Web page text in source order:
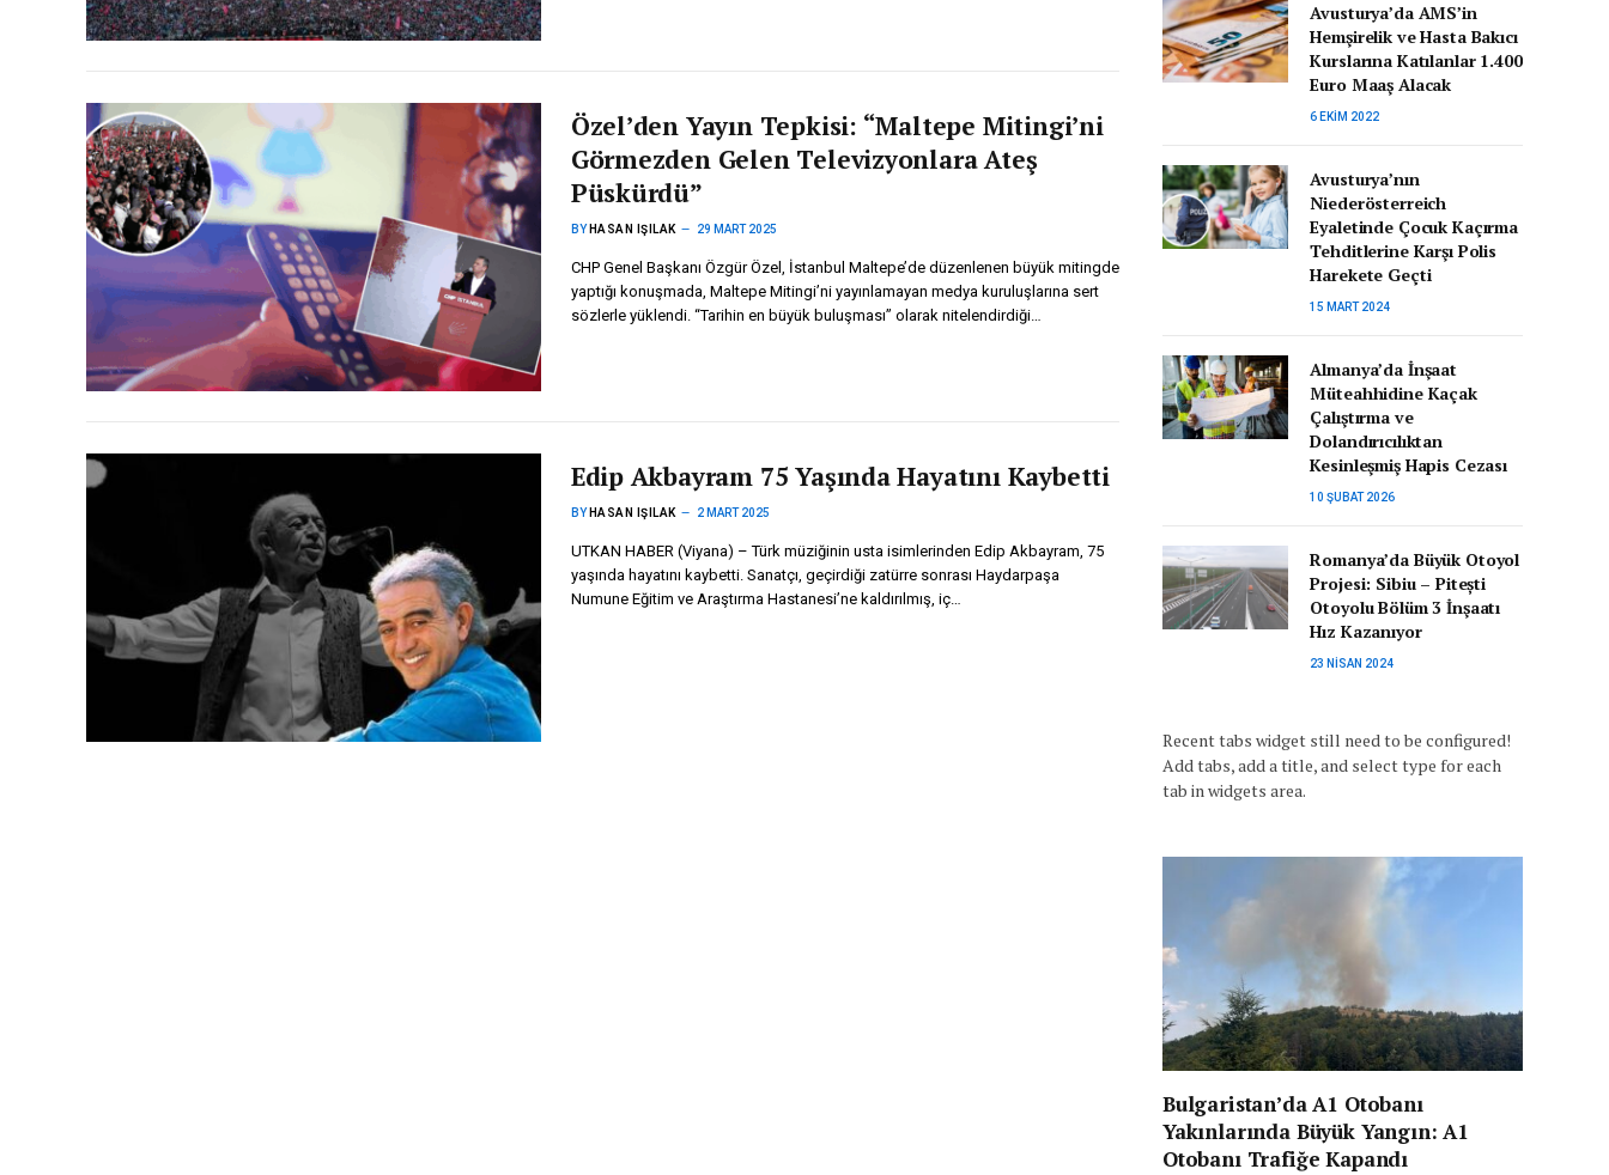
Özel’den Yayın Tepkisi: “Maltepe Mitingi’ni
Görmezden Gelen Televizyonlara Ateş
Püskürdü”
BY HASAN IŞILAK 29 MART 2025
CHP Genel Başkanı Özgür Özel, İstanbul Maltepe’de düzenlenen büyük mitingde
yaptığı konuşmada, Maltepe Mitingi’ni yayınlamayan medya kuruluşlarına sert
sözlerle yüklendi. “Tarihin en büyük buluşması” olarak nitelendirdiği…
Edip Akbayram 75 Yaşında Hayatını Kaybetti
BY HASAN IŞILAK 2 MART 2025
UTKAN HABER (Viyana) – Türk müziğinin usta isimlerinden Edip Akbayram, 75
yaşında hayatını kaybetti. Sanatçı, geçirdiği zatürre sonrası Haydarpaşa
Numune Eğitim ve Araştırma Hastanesi’ne kaldırılmış, iç…
Avusturya’da AMS’in
Hemşirelik ve Hasta Bakıcı
Kurslarına Katılanlar 1.400
Euro Maaş Alacak
6 EKIM 2022
Avusturya’nın
Niederösterreich
Eyaletinde Çocuk Kaçırma
Tehditlerine Karşı Polis
Harekete Geçti
15 MART 2024
Almanya’da İnşaat
Müteahhidine Kaçak
Çalıştırma ve
Dolandırıcılıktan
Kesinleşmiş Hapis Cezası
10 ŞUBAT 2026
Romanya’da Büyük Otoyol
Projesi: Sibiu – Pitești
Otoyolu Bölüm 3 İnşaatı
Hız Kazanıyor
23 NISAN 2024
Recent tabs widget still need to be configured!
Add tabs, add a title, and select type for each
tab in widgets area.
Bulgaristan’da A1 Otobanı
Yakınlarında Büyük Yangın: A1
Otobanı Trafiğe Kapandı